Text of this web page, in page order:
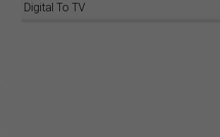
Digital To TV